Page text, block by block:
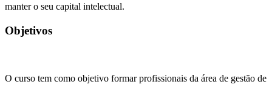
manter o seu capital intelectual.
Objetivos
O curso tem como objetivo formar profissionais da área de gestão de